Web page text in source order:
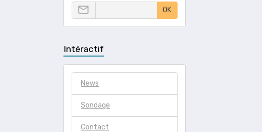
OK
Intéractif
News
Sondage
Contact